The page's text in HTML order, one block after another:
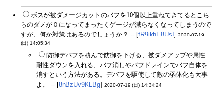
ボスが被ダメージカットのバフを10個以上重ねてきてるとこち
らのダメが０になってまったくゲージが減らなくなってしまうので
すが、何か対策はあるのでしょうか？ -- [fR9ikhE8UsI ] 2020-07-19
(日) 14:05:34
防御デバフを積んで防御を下げる、被ダメアップや属性
耐性ダウンを入れる、バフ消しやバフドレインでバフ自体を
消すという方法がある。デバフを駆使して敵の弱体化も大事
よ。 -- [8nBzUv9KLBg] 2020-07-19 (日) 14:34:24